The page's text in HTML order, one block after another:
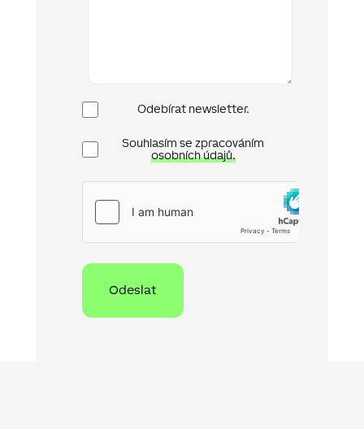
Newsletter
Odebírat newsletter.
Ochrana
osobních
údajů
Souhlasím se zpracováním
osobních údajů.
hCaptcha